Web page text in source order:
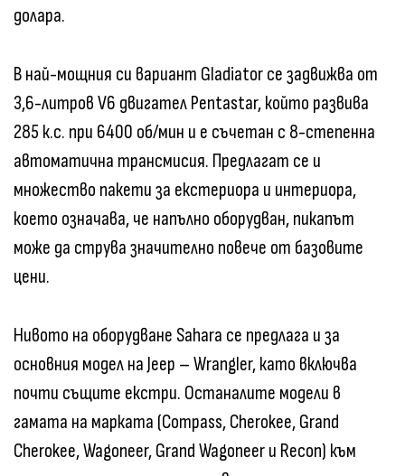
долара.
В най-мощния си вариант Gladiator се задвижва от
3,6-литров V6 двигател Pentastar, който развива
285 к.с. при 6400 об/мин и е съчетан с 8-степенна
автоматична трансмисия. Предлагат се и
множество пакети за екстериора и интериора,
което означава, че напълно оборудван, пикапът
може да струва значително повече от базовите
цени.
Нивото на оборудване Sahara се предлага и за
основния модел на Jeep – Wrangler, като включва
почти същите екстри. Останалите модели в
гамата на марката (Compass, Cherokee, Grand
Cherokee, Wagoneer, Grand Wagoneer и Recon) към